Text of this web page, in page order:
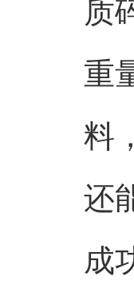
质
重
料
还
成